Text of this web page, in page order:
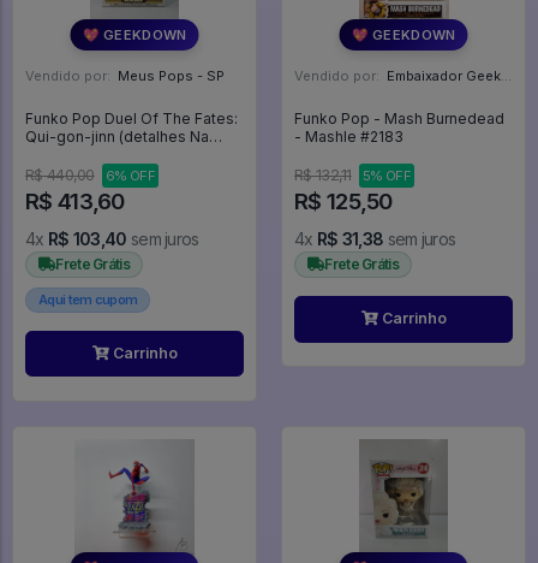
💖 GEEKDOWN
Vendido por: Meus Pops - SP
Funko Pop Duel Of The Fates:
Qui-gon-jinn (detalhes Na
R$ 440,00
6% OFF
R$ 413,60
4x R$ 103,40 sem juros
Frete Grátis
Aqui tem cupom
Carrinho
💖 GEEKDOWN
Vendido por: Embaixador Geek - SP
Funko Pop - Mash Burnedead
- Mashle #2183
R$ 132,11 5% OFF
R$ 125,50
4x R$ 31,38 sem juros
Frete Grátis
Carrinho